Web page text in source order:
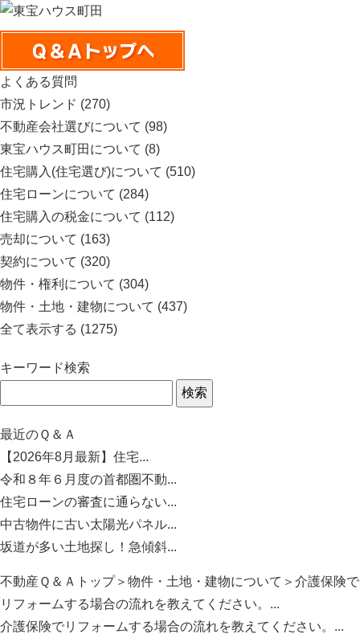
よくある質問
市況トレンド (270)
不動産会社選びについて (98)
東宝ハウス町田について (8)
住宅購入(住宅選び)について (510)
住宅ローンについて (284)
住宅購入の税金について (112)
売却について (163)
契約について (320)
物件・権利について (304)
物件・土地・建物について (437)
全て表示する (1275)
キーワード検索
最近のＱ＆Ａ
【2026年8月最新】住宅...
令和８年６月度の首都圏不動...
住宅ローンの審査に通らない...
中古物件に古い太陽光パネル...
坂道が多い土地探し！急傾斜...
不動産Ｑ＆Ａトップ＞ 物件・土地・建物について ＞介護保険で
リフォームする場合の流れを教えてください。...
介護保険でリフォームする場合の流れを教えてください。...